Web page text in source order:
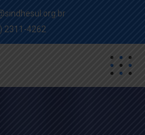
2311-4262